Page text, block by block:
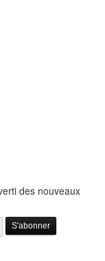
des nouveaux